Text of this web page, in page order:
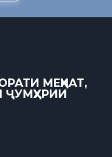
МЕҲНАТ,
ҶУМҲУРИИ